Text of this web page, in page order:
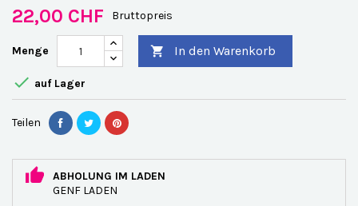
22,00 CHF Bruttopreis
Menge  In den Warenkorb
 auf Lager
Teilen
ABHOLUNG IM LADEN
GENF LADEN